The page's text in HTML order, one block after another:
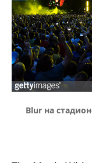
Blur на